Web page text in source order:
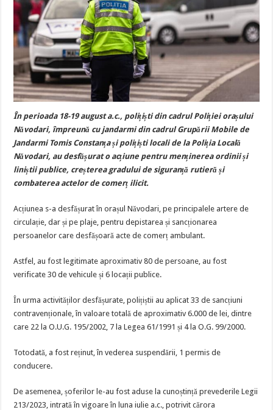
În perioada 18-19 august a.c., polițiști din cadrul Poliției orașului
Năvodari, împreună cu jandarmi din cadrul Grupării Mobile de
Jandarmi Tomis Constanța și polițiști locali de la Poliția Locală
Năvodari, au desfășurat o acțiune pentru menținerea ordinii și
liniștii publice, creșterea gradului de siguranță rutieră și
combaterea actelor de comerț ilicit.
Acțiunea s-a desfășurat în orașul Năvodari, pe principalele artere de
circulație, dar și pe plaje, pentru depistarea și sancționarea
persoanelor care desfășoară acte de comerț ambulant.
Astfel, au fost legitimate aproximativ 80 de persoane, au fost
verificate 30 de vehicule și 6 locații publice.
În urma activităților desfășurate, polițiștii au aplicat 33 de sancțiuni
contravenționale, în valoare totală de aproximativ 6.000 de lei, dintre
care 22 la O.U.G. 195/2002, 7 la Legea 61/1991 și 4 la O.G. 99/2000.
Totodată, a fost reținut, în vederea suspendării, 1 permis de
conducere.
De asemenea, șoferilor le-au fost aduse la cunoștință prevederile Legii
213/2023, intrată în vigoare în luna iulie a.c., potrivit cărora